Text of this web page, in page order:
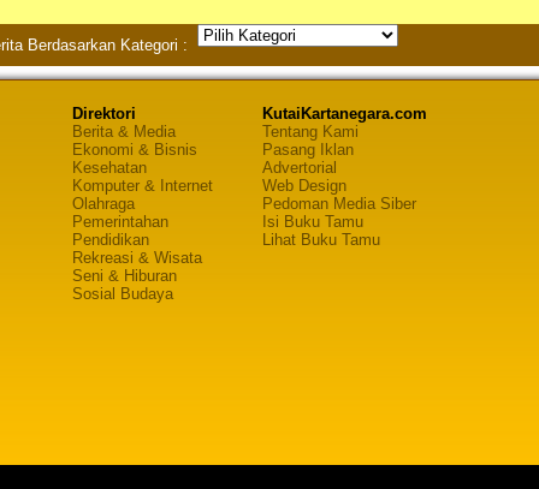
Berdasarkan Kategori :
Direktori
Berita & Media
Ekonomi & Bisnis
Kesehatan
Komputer & Internet
Olahraga
Pemerintahan
Pendidikan
Rekreasi & Wisata
Seni & Hiburan
Sosial Budaya
KutaiKartanegara.com
Tentang Kami
Pasang Iklan
Advertorial
Web Design
Pedoman Media Siber
Isi Buku Tamu
Lihat Buku Tamu